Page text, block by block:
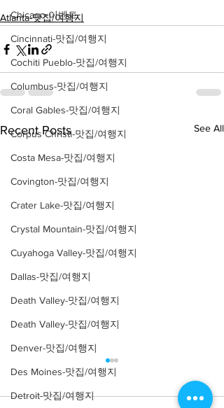
Chicago-이벤트
Cincinnati-맛집/여행지
Cochiti Pueblo-맛집/여행지
Columbus-맛집/여행지
Coral Gables-맛집/여행지
Corpus Christi-맛집/여행지
Costa Mesa-맛집/여행지
Covington-맛집/여행지
Crater Lake-맛집/여행지
Crystal Mountain-맛집/여행지
Cuyahoga Valley-맛집/여행지
Dallas-맛집/여행지
Death Valley-맛집/여행지
Death Valley-맛집/여행지
Denver-맛집/여행지
Des Moines-맛집/여행지
Detroit-맛집/여행지
Atlanta-맛집/여행지
Recent Posts See All